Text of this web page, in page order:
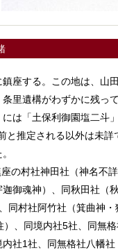
座する。この地は、山
里遺構がわずかに残っ
は「土保利御園塩二斗」
推定される以外は未詳
村社神田社（神名不詳
御魂神）、同秋田社（
同村社阿竹社（箕曲神
、同境内社5社、同無
社1社、同無格社八幡